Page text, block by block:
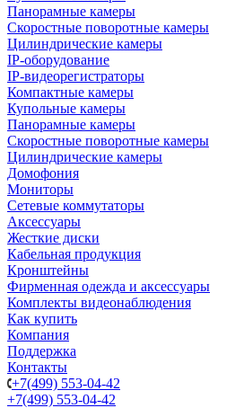
Панорамные камеры
Скоростные поворотные камеры
Цилиндрические камеры
IP-оборудование
IP-видеорегистраторы
Компактные камеры
Купольные камеры
Панорамные камеры
Скоростные поворотные камеры
Цилиндрические камеры
Домофония
Мониторы
Сетевые коммутаторы
Аксессуары
Жесткие диски
Кабельная продукция
Кронштейны
Фирменная одежда и аксессуары
Комплекты видеонаблюдения
Как купить
Компания
Поддержка
Контакты
+7(499) 553-04-42
+7(499) 553-04-42